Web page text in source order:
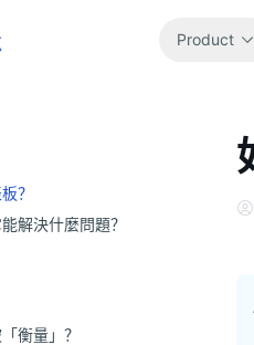
Product
？
解決什麼問題？
衡量」？